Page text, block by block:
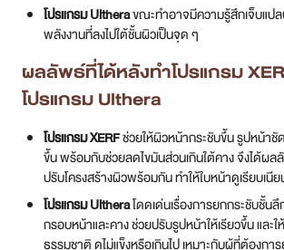
โปรแกรม Ultheraขณะทำอาจมีความรู้สึกเจ็บแป
พลังงานที่ลงไปใต้ชั้นผิวเป็นจุด ๆ
ผลลัพธ์ที่ได้หลังทำโปรแกรม
โปรแกรม Ulthera
โปรแกรม XERFช่วยให้ผิวหน้ากระชับขึ้น รูปหน้า
ขึ้น พร้อมกับช่วยลดไขมันส่วนเกินใต้คาง จึงได้ผล
ปรับโครงสร้างผิวพร้อมกัน ทำให้ใบหน้าดูเรียบเนี
โปรแกรม Ultheraโดดเด่นเรื่องการยกกระชับชั้น
กรอบหน้าและคาง ช่วยปรับรูปหน้าให้เรียวขึ้น และ
ธรรมชาติ ดูไม่แข็งหรือเกินไป เหมาะกับผู้ที่ต้องก